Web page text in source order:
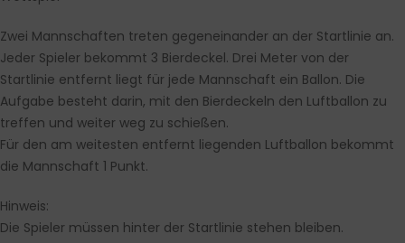
Zwei Mannschaften treten gegeneinander an der Startlinie an.
Jeder Spieler bekommt 3 Bierdeckel. Drei Meter von der
Startlinie entfernt liegt für jede Mannschaft ein Ballon. Die
Aufgabe besteht darin, mit den Bierdeckeln den Luftballon zu
treffen und weiter weg zu schießen.
Für den am weitesten entfernt liegenden Luftballon bekommt
die Mannschaft 1 Punkt.
Hinweis:
Die Spieler müssen hinter der Startlinie stehen bleiben.